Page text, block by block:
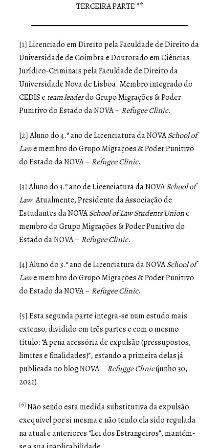
TERCEIRA PARTE **
[1] Licenciado em Direito pela Faculdade de Direito da
Universidade de Coimbra e Doutorado em Ciências
Jurídico-Criminais pela Faculdade de Direito da
Universidade Nova de Lisboa. Membro integrado do
CEDIS e team leaderdo Grupo Migrações & Poder
Punitivo do Estado da NOVA – Refugee Clinic.
[2]Aluno do 4.º ano de Licenciatura da NOVASchool of
Lawe membro do Grupo Migrações & Poder Punitivo
do Estado da NOVA – Refugee Clinic.
[3]Aluno do 3.º ano de Licenciatura da NOVASchool of
Law. Atualmente, Presidente da Associação de
Estudantes da NOVASchool of Law Students’Unione
membro do Grupo Migrações & Poder Punitivo do
Estado da NOVA – Refugee Clinic.
[4]Aluno do 3.º ano de Licenciatura da NOVASchool of
Lawe membro do Grupo Migrações & Poder Punitivo
do Estado da NOVA – Refugee Clinic.
[5] Esta segunda parte integra-se num estudo mais
extenso, dividido em três partes e com o mesmo
título: “A pena acessória de expulsão (pressupostos,
limites e finalidades)”, estando a primeira delas já
publicada no blog NOVA – Refugge Clinic(junho 30,
2021).
[6] Não sendo esta medida substitutiva da expulsão
exequível por si mesma e não tendo ela sido regulada
na atual e anteriores “Lei dos Estrangeiros”, mantém-